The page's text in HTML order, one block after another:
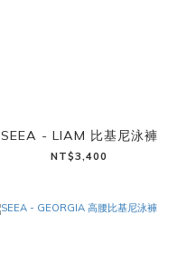
SEEA - LIAM 比基尼泳褲
NT$3,400